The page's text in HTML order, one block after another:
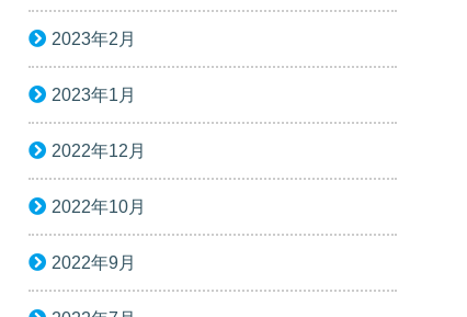
2023年2月
2023年1月
2022年12月
2022年10月
2022年9月